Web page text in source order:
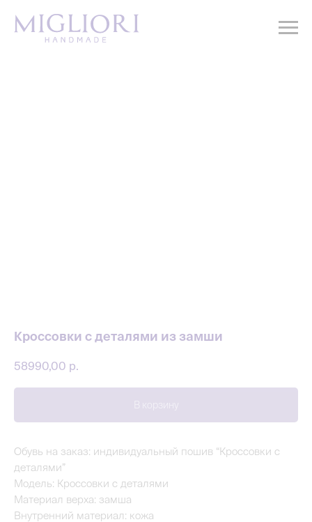
Кроссовки c деталями из замши
58990,00 р.
Обувь на заказ: индивидуальный пошив “Кроссовки с
деталями”
Модель: Кроссовки с деталями
Материал верха: замша
Внутренний материал: кожа